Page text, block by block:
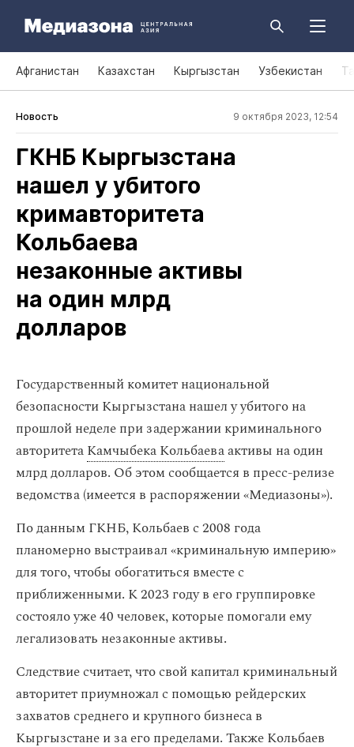
Афганистан Казахстан Кыргызстан Узбекистан
Новость 9 октября 2023, 12:54
ГКНБ Кыргызстана
нашел у убитого
кримавторитета
Кольбаева
незаконные активы
на один млрд
долларов
Государственный комитет национальной
безопасности Кыргызстана нашел у убитого на
прошлой неделе при задержании криминального
авторитетаКамчыбека Кольбаеваактивы на один
млрд долларов. Об этом сообщается в пресс-релизе
ведомства (имеется в распоряжении «Медиазоны»).
По данным ГКНБ, Кольбаев с 2008 года
планомерно выстраивал «криминальную империю»
для того, чтобы обогатиться вместе с
приближенными. К 2023 году в его группировке
состояло уже 40 человек, которые помогали ему
легализовать незаконные активы.
Следствие считает, что свой капитал криминальный
авторитет приумножал с помощью рейдерских
захватов среднего и крупного бизнеса в
Кыргызстане и за его пределами. Также Кольбаев